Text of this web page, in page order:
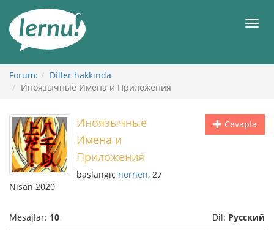
Görüntüleme
Forum:
Diller hakkında
Иноязычные Имена и Приложения
Cevapla
Иноязычные
Имена и
Приложения
başlangıç nornen, 27
Nisan 2020
Mesajlar: 10 Dil: Русский